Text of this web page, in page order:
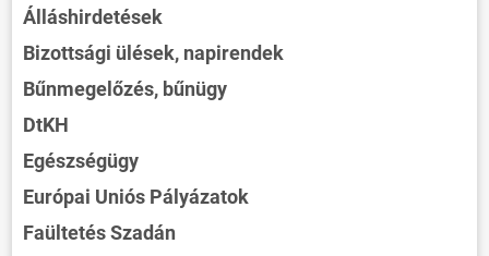
Álláshirdetések
Bizottsági ülések, napirendek
Bűnmegelőzés, bűnügy
DtKH
Egészségügy
Európai Uniós Pályázatok
Faültetés Szadán